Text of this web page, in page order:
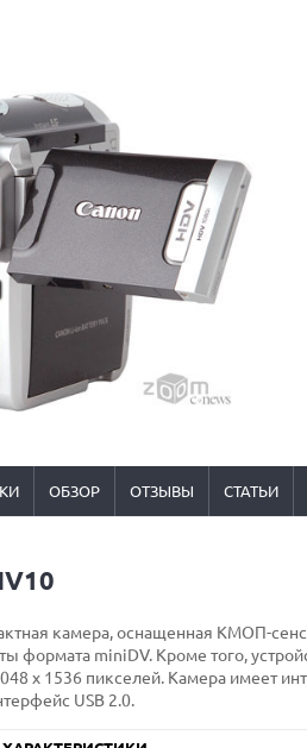
ОБЗОР ОТЗЫВЫ СТАТЬИ
камера, оснащенная КМОП-
формата miniDV. Кроме того,
х 1536 пикселей. Камера имеет
USB 2.0.